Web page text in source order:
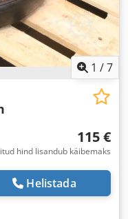
1 /7
115 €
hind lisandub käibemaks
Helistada